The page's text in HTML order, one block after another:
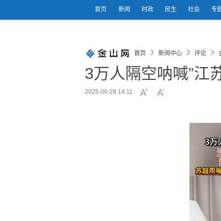
首页 新闻 时政 民生 社会 专
首页 新闻中心 评论
3万人隔空呐喊”江
2025-06-29 14:11